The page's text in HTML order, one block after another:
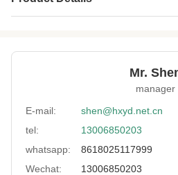
Application:
Prodotto in
Durevole,
Neoprene Color: Requisiti dei clienti
Type: Tessuto laminato a
Mr.
manager
E-mail:
shen@hxyd.net.cn
tel:
13006850203
whatsapp:
8618025117999
Wechat:
13006850203